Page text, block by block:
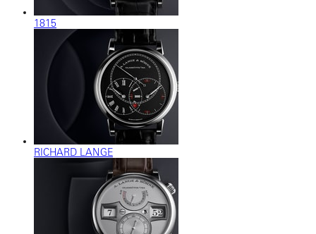
1815
RICHARD LANGE